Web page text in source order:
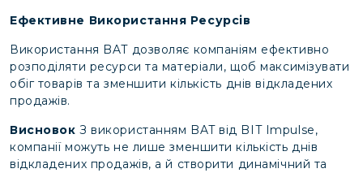
Ефективне Використання Ресурсів
Використання BAT дозволяє компаніям ефективно
розподіляти ресурси та матеріали, щоб максимізувати
обіг товарів та зменшити кількість днів відкладених
продажів.
ВисновокЗ використанням BAT від BIT Impulse,
компанії можуть не лише зменшити кількість днів
відкладених продажів, а й створити динамічний та